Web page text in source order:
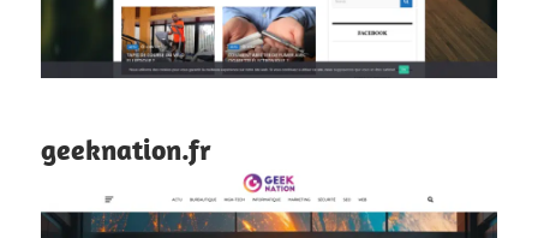
geeknation.fr